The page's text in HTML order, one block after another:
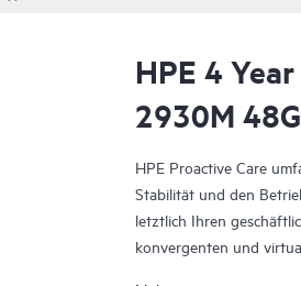
HPE 4
2930M
HPE Proactive Care
Stabilität und den
letztlich Ihren
konvergenten und